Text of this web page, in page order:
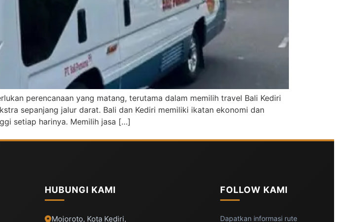
perencanaan yang matang, terutama dalam memilih travel Bali Kediri
sepanjang jalur darat. Bali dan Kediri memiliki ikatan ekonomi dan
setiap harinya. Memilih jasa […]
HUBUNGI KAMI
Mojoroto, Kota Kediri,
FOLLOW KAMI
Dapatkan informasi rute